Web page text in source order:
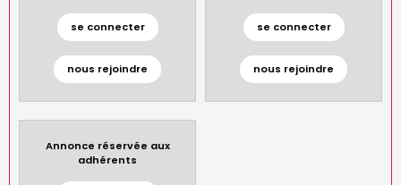
se connecter
nous rejoindre
se connecter
nous rejoindre
Annonce réservée aux
adhérents